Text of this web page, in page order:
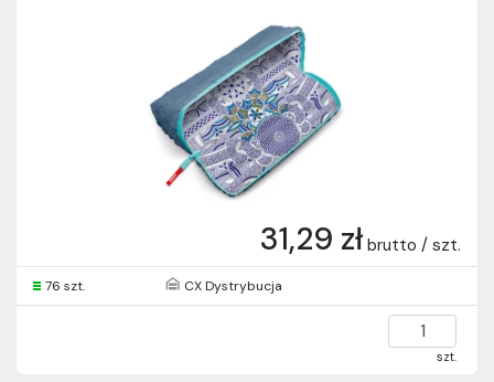
31,29 zł brutto / szt.
76 szt. CX Dystrybucja
szt.